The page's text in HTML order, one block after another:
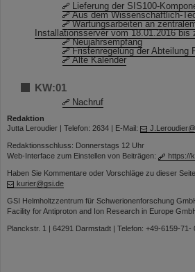
Lieferung der SIS100-
Aus dem Wissenschaftlich-
Wartungsarbeiten an
Installationsserver vom 18.01.2016 bis
Neujahrsempfang
Fristenregelung der Abteilung
Alte Kalender
KW:01
Nachruf
Redaktion
Jutta Leroudier | Telefon: 2634 | E-Mail:
Redaktionsschluss: Donnerstags 12 Uhr
Web-Interface zum Einstellen von Beiträgen:
https://
Haben Sie Kommentare oder Vorschläge zu dieser
kurier@gsi.de
GSI Helmholtzzentrum für Schwerionenforschung
Facility for Antiproton and Ion Research in Europe
Planckstr. 1 | 64291 Darmstadt | Telefon: +49-6159-71-